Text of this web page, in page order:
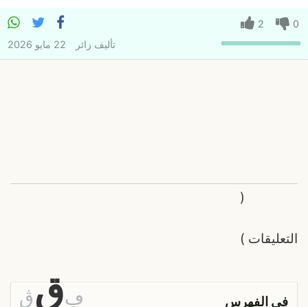
0
2
تأليف زائر 22 مايو 2026
التعليقات
(
)
في الفهرس ڥقڨ